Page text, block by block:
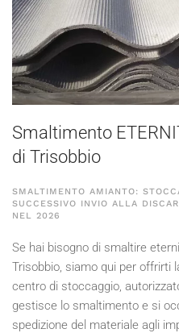
Smaltimento
di Trisobbio
SMALTIMENTO AMIANTO:
SUCCESSIVO INVIO ALLA
NEL 2026
Se hai bisogno di smaltire
Trisobbio, siamo qui per offrirti
centro di stoccaggio,
gestisce lo smaltimento e si
spedizione del materiale agli